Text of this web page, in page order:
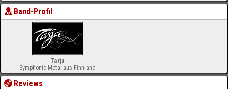
Band-Profil
Tarja
Symphonic Metal aus Finnland
Reviews